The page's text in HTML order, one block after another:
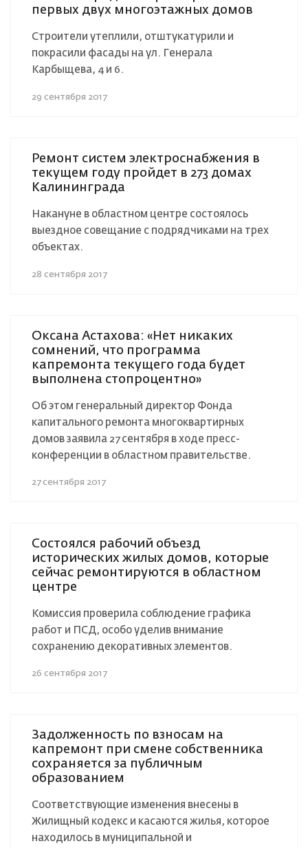
первых двух многоэтажных домов
Строители утеплили, отштукатурили и
покрасили фасады на ул. Генерала
Карбыщева, 4 и 6.
29 сентября 2017
Ремонт систем электроснабжения в
текущем году пройдет в 273 домах
Калининграда
Накануне в областном центре состоялось
выездное совещание с подрядчиками на трех
объектах.
28 сентября 2017
Оксана Астахова: «Нет никаких
сомнений, что программа
капремонта текущего года будет
выполнена стопроцентно»
Об этом генеральный директор Фонда
капитального ремонта многоквартирных
домов заявила 27 сентября в ходе пресс-
конференции в областном правительстве.
27 сентября 2017
Состоялся рабочий объезд
исторических жилых домов, которые
сейчас ремонтируются в областном
центре
Комиссия проверила соблюдение графика
работ и ПСД, особо уделив внимание
сохранению декоративных элементов.
26 сентября 2017
Задолженность по взносам на
капремонт при смене собственника
сохраняется за публичным
образованием
Соответствующие изменения внесены в
Жилищный кодекс и касаются жилья, которое
находилось в муниципальной и